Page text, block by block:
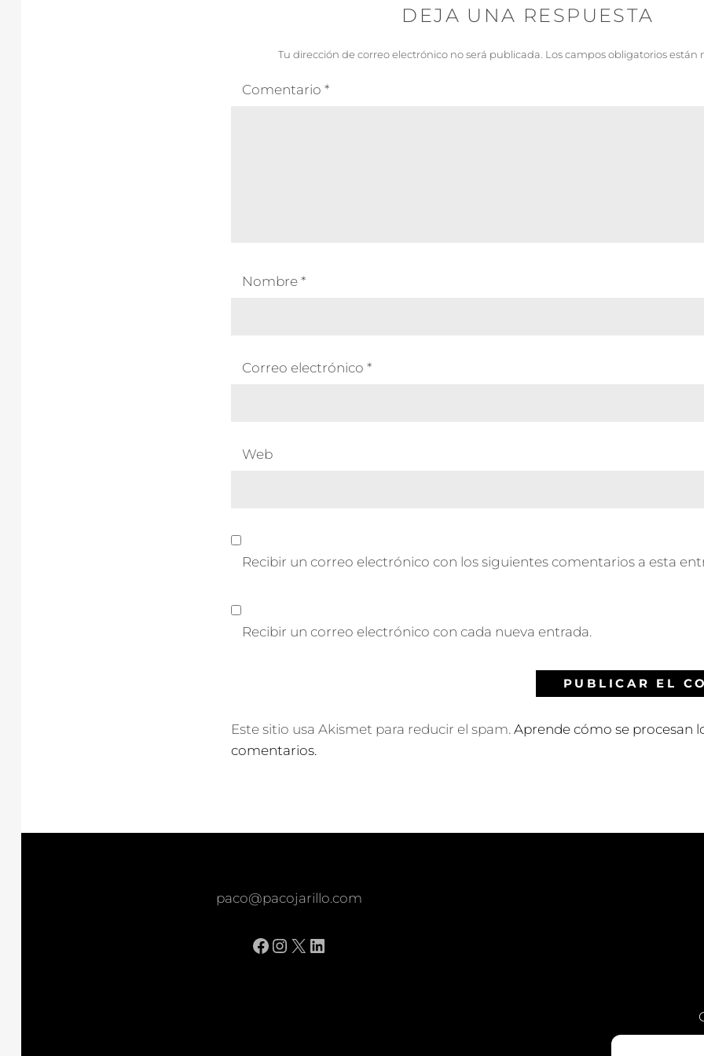
DEJA UNA RESPUESTA
Tu dirección de correo electrónico no será publicada. Los campos obligatorios están
Comentario *
Nombre *
Correo electrónico *
Web
Recibir un correo electrónico con los siguientes comentarios a esta
Recibir un correo electrónico con cada nueva entrada.
Este sitio usa Akismet para reducir el spam. Aprende cómo se procesan
comentarios.
paco@pacojarillo.com
Facebook
Instagram
X LinkedIn